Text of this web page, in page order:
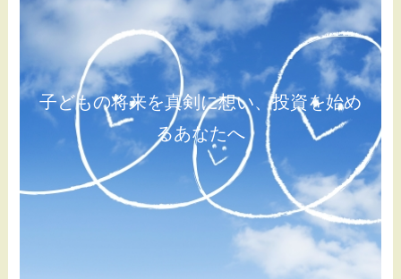
子どもの将来を真剣に想い、投資を始め
るあなたへ